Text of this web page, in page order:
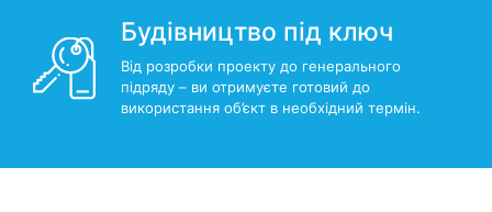
Будівництво під ключ
Від розробки проекту до генерального
підряду – ви отримуєте готовий до
використання об’єкт в необхідний термін.